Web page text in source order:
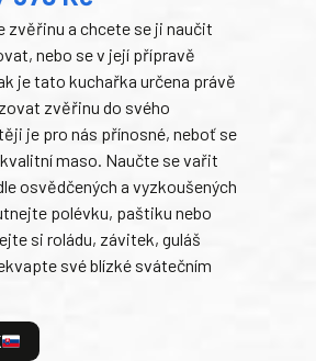
zvěřinu a chcete se ji naučit
nebo se v její přípravě
je tato kuchařka určena právě
zvěřinu do svého
je pro nás přínosné, neboť se
maso. Naučte se vařit
osvědčených a vyzkoušených
polévku, paštiku nebo
si roládu, závitek, guláš
své blízké svátečním